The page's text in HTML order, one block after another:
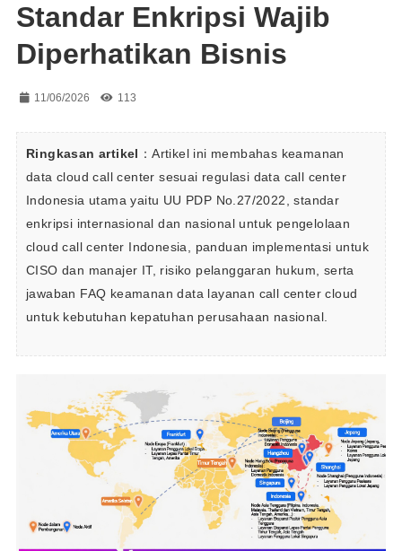
Standar Enkripsi Wajib
Diperhatikan Bisnis
11/06/2026 113
Ringkasan artikel ：Artikel ini membahas keamanan
data cloud call center sesuai regulasi data call center
Indonesia utama yaitu UU PDP No.27/2022, standar
enkripsi internasional dan nasional untuk pengelolaan
cloud call center Indonesia, panduan implementasi untuk
CISO dan manajer IT, risiko pelanggaran hukum, serta
jawaban FAQ keamanan data layanan call center cloud
untuk kebutuhan kepatuhan perusahaan nasional.